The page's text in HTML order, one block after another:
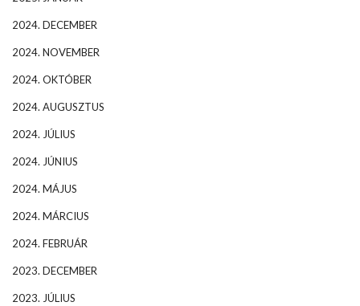
2024. DECEMBER
2024. NOVEMBER
2024. OKTÓBER
2024. AUGUSZTUS
2024. JÚLIUS
2024. JÚNIUS
2024. MÁJUS
2024. MÁRCIUS
2024. FEBRUÁR
2023. DECEMBER
2023. JÚLIUS